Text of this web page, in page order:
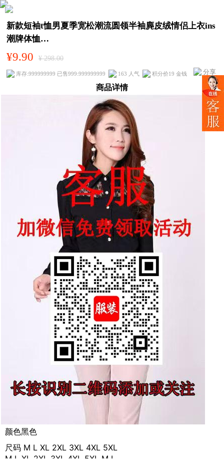
新款短袖t恤男夏季宽松潮流圆领半袖麂皮绒情侣上衣ins
潮牌体恤…
分享
¥9.90 ¥ 298.00
库存:999999999 已售999:999999999 163 人气 积分价19 金钱
商品详情
颜色黑色
尺码 M L XL 2XL 3XL 4XL 5XL
M L XL 2XL 3XL 4XL 5XL M L